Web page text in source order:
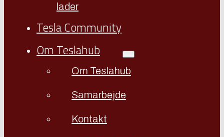
lader
Tesla Community
Om Teslahub
Om Teslahub
Samarbejde
Kontakt